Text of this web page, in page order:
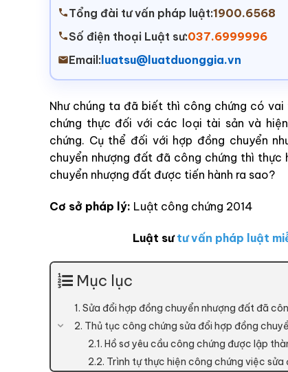
Tổng đài tư vấn pháp luật:1900.6568
Số điện thoại Luật sư:037.6999996
Email: luatsu@luatduonggia.vn
Như chúng ta đã biết thì công chứng có
chứng thực đối với các loại tài sản và
chứng. Cụ thể đối với hợp đồng chuyển
chuyển nhượng đất đã công chứng thì
chuyển nhượng đất được tiến hành ra sao?
Cơ sở pháp lý: Luật công chứng 2014
Luật sưtư vấn pháp luật
Mục lục
1. Sửa đổi hợp đồng chuyển nhượng đất đã
2. Thủ tục công chứng sửa đổi hợp đồng
2.1. Hồ sơ yêu cầu công chứng được lập
2.2. Trình tự thực hiện công chứng việc